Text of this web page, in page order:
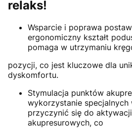
relaks!
Wsparcie i poprawa
ergonomiczny kształt
pomaga w utrzymaniu
pozycji, co jest kluczowe dla
dyskomfortu.
Stymulacja punktów
wykorzystanie specjalnych
przyczynić się do
akupresurowych, co